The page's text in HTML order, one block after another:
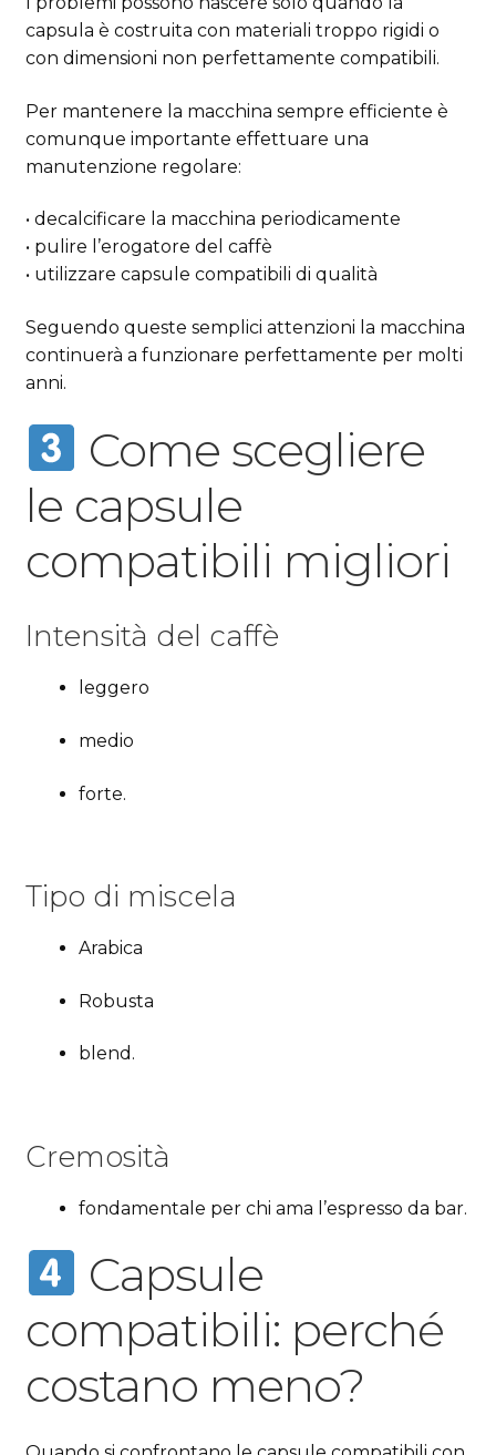
capsula è costruita con materiali troppo rigidi o
con dimensioni non perfettamente compatibili.
Per mantenere la macchina sempre efficiente è
comunque importante effettuare una
manutenzione regolare:
• decalcificare la macchina periodicamente
• pulire l’erogatore del caffè
• utilizzare capsule compatibili di qualità
Seguendo queste semplici attenzioni la macchina
continuerà a funzionare perfettamente per molti
anni.
Come scegliere
le capsule
compatibili migliori
Intensità del caffè
leggero
medio
forte.
Tipo di miscela
Arabica
Robusta
blend.
Cremosità
fondamentale per chi ama l’espresso da bar.
Capsule
compatibili: perché
costano meno?